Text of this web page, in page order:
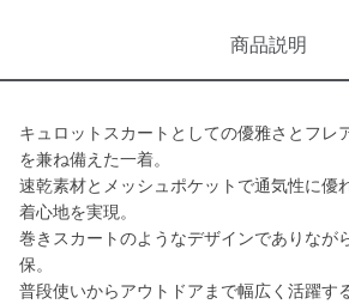
商品説明
キュロットスカートとしての優雅さとフレ
を兼ね備えた一着。
速乾素材とメッシュポケットで通気性に優
着心地を実現。
巻きスカートのようなデザインでありなが
保。
普段使いからアウトドアまで幅広く活躍す